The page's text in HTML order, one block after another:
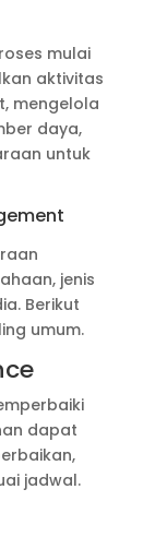
mulai
aktivitas
mengelola
daya,
untuk
jenis
Berikut
umum.
dapat
jadwal.